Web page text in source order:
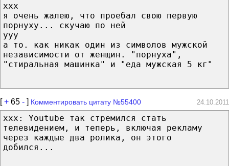
xxx
я очень жалею, что проебал свою первую
порнуху... скучаю по ней
yyy
а то. как никак один из символов мужской
независимости от женщин. "порнуха",
"стиральная машинка" и "еда мужская 5 кг"
[+ 65 - ] Комментировать цитату №55400 24.10.2011
xxx: Youtube так стремился стать
телевидением, и теперь, включая рекламу
через каждые два ролика, он этого
добился...